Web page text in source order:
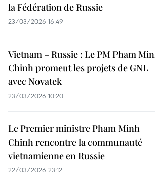
la Fédération de Russie
23/03/2026 16:49
Vietnam – Russie : Le PM Pham
Chinh promeut les projets de GNL
avec Novatek
23/03/2026 10:20
Le Premier ministre Pham Minh
Chinh rencontre la communauté
vietnamienne en Russie
22/03/2026 23:12